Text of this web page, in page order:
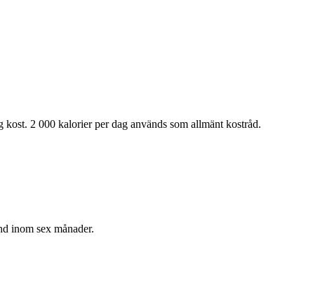
2 000 kalorier per dag används som allmänt kostråd.
inom sex månader.